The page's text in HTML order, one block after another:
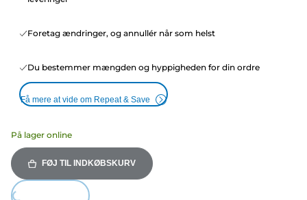
Foretag ændringer, og annullér når som helst
Du bestemmer mængden og hyppigheden for din ordre
Få mere at vide om Repeat & Save
På lager online
FØJ TIL INDKØBSKURV